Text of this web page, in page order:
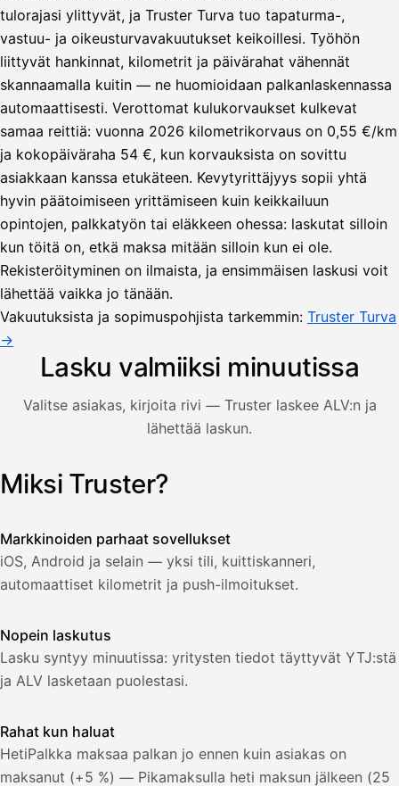
tulorajasi ylittyvät, ja Truster Turva tuo tapaturma-,
vastuu- ja oikeusturvavakuutukset keikoillesi. Työhön
liittyvät hankinnat, kilometrit ja päivärahat vähennät
skannaamalla kuitin — ne huomioidaan palkanlaskennassa
automaattisesti. Verottomat kulukorvaukset kulkevat
samaa reittiä: vuonna 2026 kilometrikorvaus on 0,55 €/km
ja kokopäiväraha 54 €, kun korvauksista on sovittu
asiakkaan kanssa etukäteen. Kevytyrittäjyys sopii yhtä
hyvin päätoimiseen yrittämiseen kuin keikkailuun
opintojen, palkkatyön tai eläkkeen ohessa: laskutat silloin
kun töitä on, etkä maksa mitään silloin kun ei ole.
Rekisteröityminen on ilmaista, ja ensimmäisen laskusi voit
lähettää vaikka jo tänään.
Vakuutuksista ja sopimuspohjista tarkemmin: Truster Turva
→
Lasku valmiiksi minuutissa
Valitse asiakas, kirjoita rivi — Truster laskee ALV:n ja
lähettää laskun.
Kuvitus: käyttäjä luo laskun Truster-sovelluksessa —
Uusi lasku
Oy
heinäkuu
1
€
25,5
471,75
Lähetä
lasku
Lasku lähetetty
Miksi Truster?
Markkinoiden parhaat sovellukset
iOS, Android ja selain — yksi tili, kuittiskanneri,
automaattiset kilometrit ja push-ilmoitukset.
Nopein laskutus
Lasku syntyy minuutissa: yritysten tiedot täyttyvät YTJ:stä
ja ALV lasketaan puolestasi.
Rahat kun haluat
HetiPalkka maksaa palkan jo ennen kuin asiakas on
maksanut (+5 %) — Pikamaksulla heti maksun jälkeen (25